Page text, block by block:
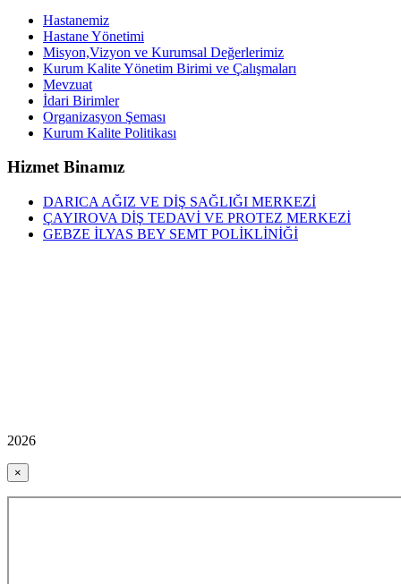
Hastanemiz
Hastane Yönetimi
Misyon,Vizyon ve Kurumsal Değerlerimiz
Kurum Kalite Yönetim Birimi ve Çalışmaları
Mevzuat
İdari Birimler
Organizasyon Şeması
Kurum Kalite Politikası
Hizmet Binamız
DARICA AĞIZ VE DİŞ SAĞLIĞI MERKEZİ
ÇAYIROVA DİŞ TEDAVİ VE PROTEZ MERKEZİ
GEBZE İLYAS BEY SEMT POLİKLİNİĞİ
2026
×